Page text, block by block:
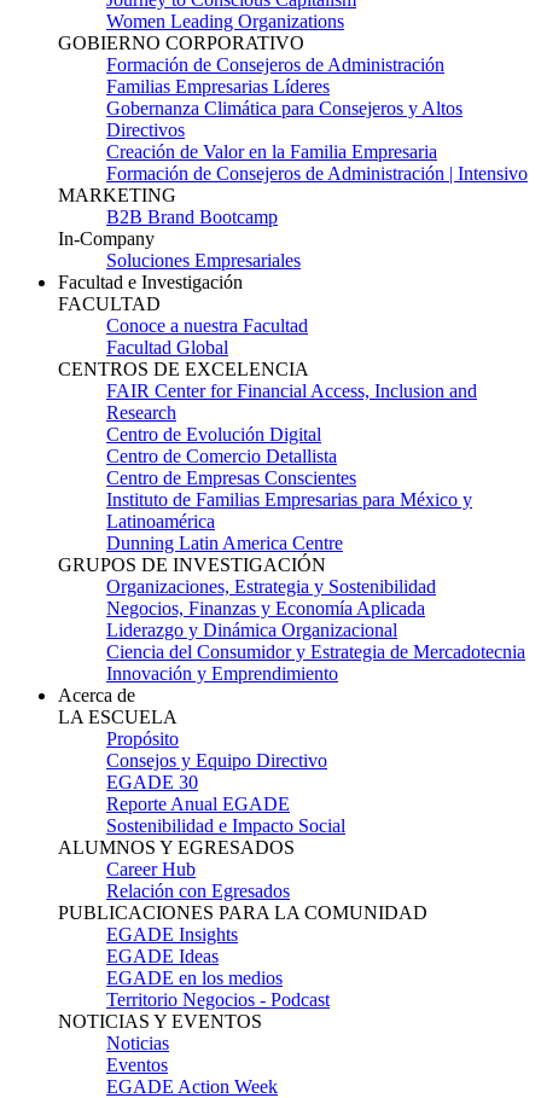
Women Leading Organizations
GOBIERNO CORPORATIVO
Formación de Consejeros de Administración
Familias Empresarias Líderes
Gobernanza Climática para Consejeros y Altos
Directivos
Creación de Valor en la Familia Empresaria
Formación de Consejeros de Administración | Intensivo
MARKETING
B2B Brand Bootcamp
In-Company
Soluciones Empresariales
Facultad e Investigación
FACULTAD
Conoce a nuestra Facultad
Facultad Global
CENTROS DE EXCELENCIA
FAIR Center for Financial Access, Inclusion and
Research
Centro de Evolución Digital
Centro de Comercio Detallista
Centro de Empresas Conscientes
Instituto de Familias Empresarias para México y
Latinoamérica
Dunning Latin America Centre
GRUPOS DE INVESTIGACIÓN
Organizaciones, Estrategia y Sostenibilidad
Negocios, Finanzas y Economía Aplicada
Liderazgo y Dinámica Organizacional
Ciencia del Consumidor y Estrategia de Mercadotecnia
Innovación y Emprendimiento
Acerca de
LA ESCUELA
Propósito
Consejos y Equipo Directivo
EGADE 30
Reporte Anual EGADE
Sostenibilidad e Impacto Social
ALUMNOS Y EGRESADOS
Career Hub
Relación con Egresados
PUBLICACIONES PARA LA COMUNIDAD
EGADE Insights
EGADE Ideas
EGADE en los medios
Territorio Negocios - Podcast
NOTICIAS Y EVENTOS
Noticias
Eventos
EGADE Action Week